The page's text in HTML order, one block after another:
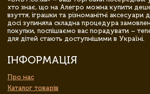
хто знає, що на Алегро можна купити
взуття, іграшки та різноманітні аксесуари
досі зупиняла складна процедура
покупки, поспішаємо вас порадувати –
для дітей стають доступнішими в Україні.
ІНФОРМАЦІЯ
Про нас
Каталог товарів